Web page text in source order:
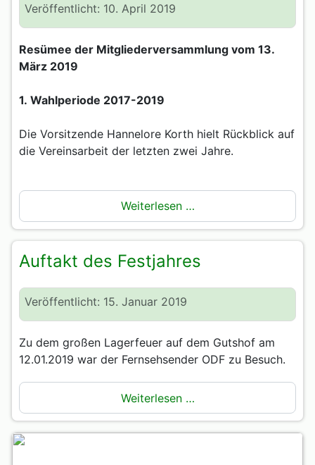
Veröffentlicht: 10. April 2019
Resümee der Mitgliederversammlung vom 13.
März 2019
1. Wahlperiode 2017-2019
Die Vorsitzende Hannelore Korth hielt Rückblick auf
die Vereinsarbeit der letzten zwei Jahre.
Weiterlesen …
Auftakt des Festjahres
Veröffentlicht: 15. Januar 2019
Zu dem großen Lagerfeuer auf dem Gutshof am
12.01.2019 war der Fernsehsender ODF zu Besuch.
Weiterlesen …